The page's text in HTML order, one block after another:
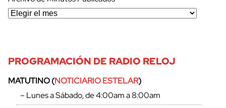
PROGRAMACIÓN DE RADIO RELOJ
MATUTINO (NOTICIARIO ESTELAR)
– Lunes a Sábado, de 4:00am a 8:00am